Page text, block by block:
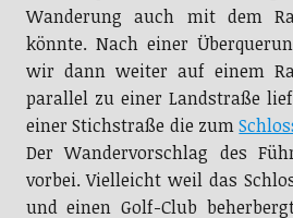
könnte. Nach einer
wir dann weiter auf einem
parallel zu einer Landstraße
einer Stichstraße die zum
Der Wandervorschlag des
vorbei. Vielleicht weil das
und einen Golf-Club
das Ganze aber nicht aus und